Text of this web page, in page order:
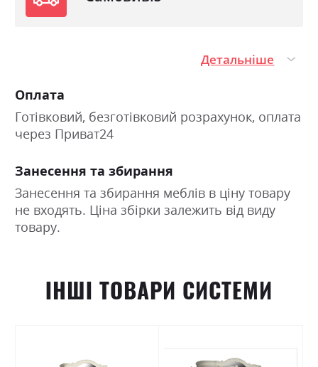
Детальніше
Оплата
Готівковий, безготівковий розрахунок, оплата
через Приват24
Занесення та збирання
Занесення та збирання меблів в ціну товару
не входять. Ціна збірки залежить від виду
товару.
ІНШІ ТОВАРИ СИСТЕМИ